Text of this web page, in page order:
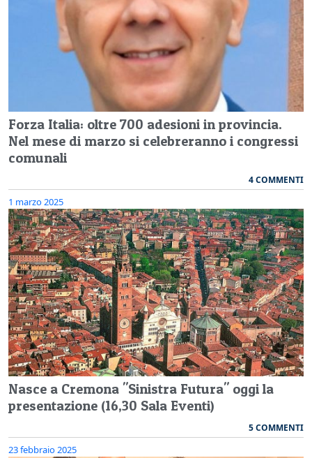
Forza Italia: oltre 700 adesioni in provincia.
Nel mese di marzo si celebreranno i congressi
comunali
4 COMMENTI
1 marzo 2025
Nasce a Cremona "Sinistra Futura" oggi la
presentazione (16,30 Sala Eventi)
5 COMMENTI
23 febbraio 2025